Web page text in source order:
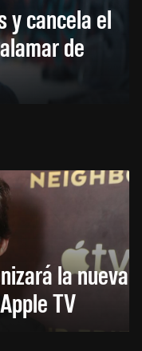
y cancela el
de
la nueva
TV